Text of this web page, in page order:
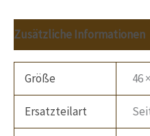
Zusätzliche Informationen
Größe 46
Ersatzteilart